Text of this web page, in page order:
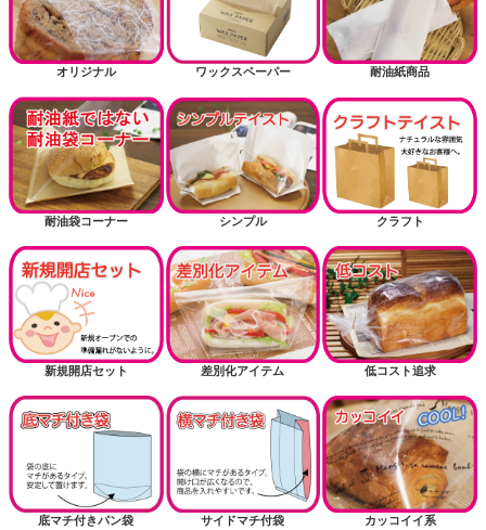
オリジナル ワックスペーパー 耐油紙商品
耐油袋コーナー シンプル クラフト
新規開店セット 差別化アイテム 低コスト追求
底マチ付きパン袋 サイドマチ付袋 カッコイイ系